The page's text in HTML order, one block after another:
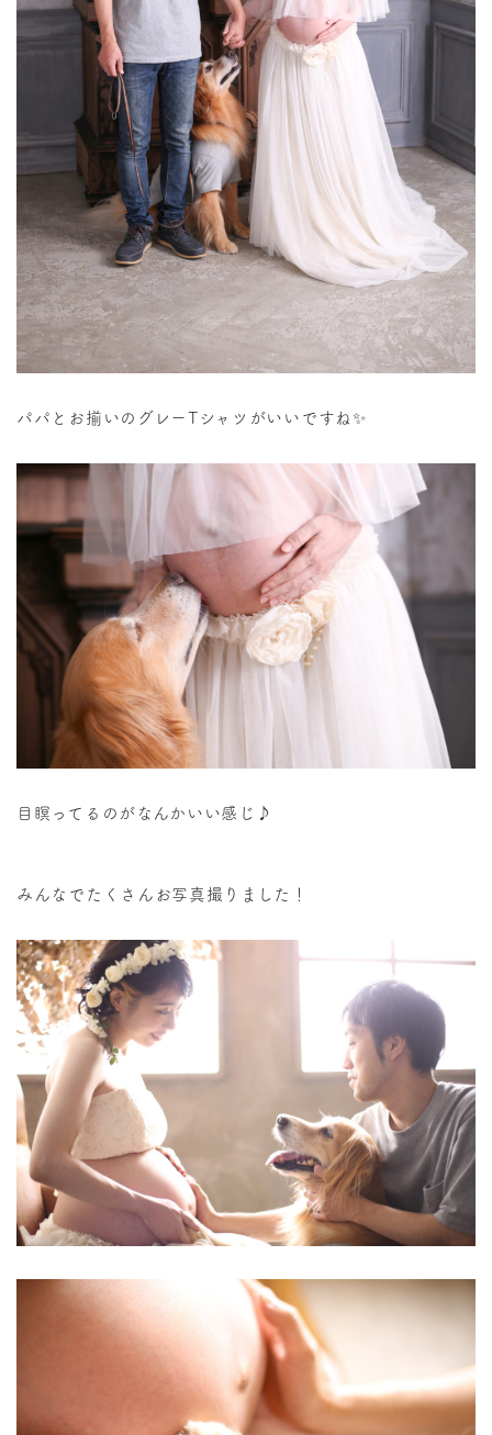
パパとお揃いのグレーTシャツがいいですね✨
目瞑ってるのがなんかいい感じ♪
みんなでたくさんお写真撮りました！